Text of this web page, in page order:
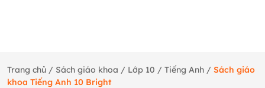
Trang chủ / Sách giáo khoa / Lớp 10 / Tiếng Anh / Sách giáo
khoa Tiếng Anh 10 Bright